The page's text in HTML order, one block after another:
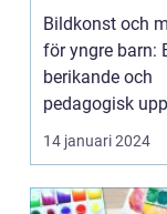
och
upplevelse
Bildkonst och
för yngre barn:
berikande och
pedagogisk
Introduktion
Bildkonst...
14 januari 2024